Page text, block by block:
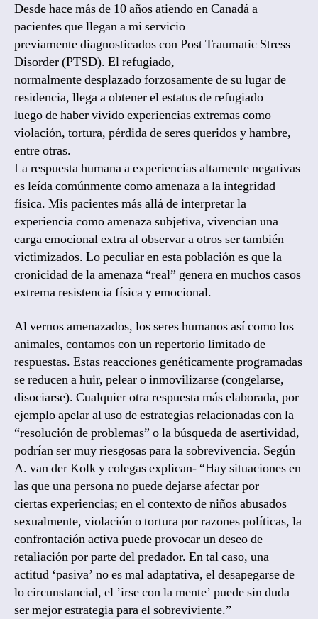
Desde hace más de 10 años atiendo en Canadá a
pacientes que llegan a mi servicio
previamente diagnosticados con Post Traumatic Stress
Disorder (PTSD). El refugiado,
normalmente desplazado forzosamente de su lugar de
residencia, llega a obtener el estatus de refugiado
luego de haber vivido experiencias extremas como
violación, tortura, pérdida de seres queridos y hambre,
entre otras.
La respuesta humana a experiencias altamente negativas
es leída comúnmente como amenaza a la integridad
física. Mis pacientes más allá de interpretar la
experiencia como amenaza subjetiva, vivencian una
carga emocional extra al observar a otros ser también
victimizados. Lo peculiar en esta población es que la
cronicidad de la amenaza “real” genera en muchos casos
extrema resistencia física y emocional.
Al vernos amenazados, los seres humanos así como los
animales, contamos con un repertorio limitado de
respuestas. Estas reacciones genéticamente programadas
se reducen a huir, pelear o inmovilizarse (congelarse,
disociarse). Cualquier otra respuesta más elaborada, por
ejemplo apelar al uso de estrategias relacionadas con la
“resolución de problemas” o la búsqueda de asertividad,
podrían ser muy riesgosas para la sobrevivencia. Según
A. van der Kolk y colegas explican- “Hay situaciones en
las que una persona no puede dejarse afectar por
ciertas experiencias; en el contexto de niños abusados
sexualmente, violación o tortura por razones políticas, la
confrontación activa puede provocar un deseo de
retaliación por parte del predador. En tal caso, una
actitud ‘pasiva’ no es mal adaptativa, el desapegarse de
lo circunstancial, el ’irse con la mente’ puede sin duda
ser mejor estrategia para el sobreviviente.”